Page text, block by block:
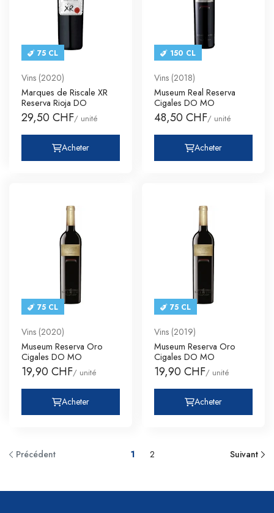
75 CL
Vins (2020)
Marques de Riscale XR
Reserva Rioja DO
29,50 CHF/ unité
Acheter
150 CL
Vins (2018)
Museum Real Reserva
Cigales DO MO
48,50 CHF/ unité
Acheter
75 CL
Vins (2020)
Museum Reserva Oro
Cigales DO MO
19,90 CHF/ unité
Acheter
75 CL
Vins (2019)
Museum Reserva Oro
Cigales DO MO
19,90 CHF/ unité
Acheter
Précédent 1 2 Suivant